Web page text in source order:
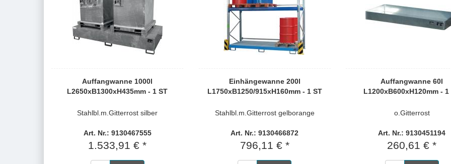
Auffangwanne 1000l
L2650xB1300xH435mm - 1 ST
Stahlbl.m.Gitterrost silber
Art. Nr.: 9130467555
1.533,91 € *
Einhängewanne 200l
L1750xB1250/915xH160mm - 1 ST
Stahlbl.m.Gitterrost gelborange
Art. Nr.: 9130466872
796,11 € *
Auffangwanne 60l
L1200xB600xH120mm - 1
o.Gitterrost
Art. Nr.: 9130451194
260,61 € *